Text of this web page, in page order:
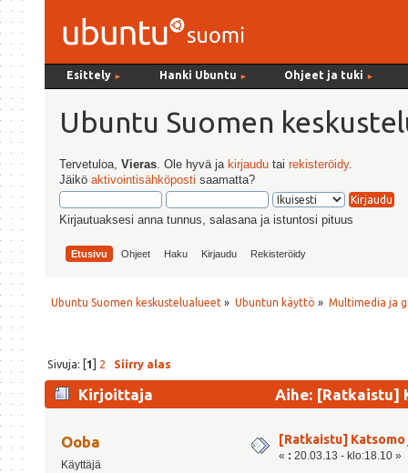
Esittely ► Hanki Ubuntu ► Ohjeet ja tuki ►
Ubuntu Suomen
Tervetuloa,Vieras . Ole hyvä ja kirjaudu tairekisteröidy.
Jäiköaktivointisähköposti saamatta?
Kirjautuaksesi anna tunnus, salasana ja istuntosi pituus
Etusivu Ohjeet Haku Kirjaudu Rekisteröidy
Ubuntu Suomen keskustelualueet » Ubuntun käyttö » Multimedia ja
Sivuja: [1] 2 Siirry alas
Kirjoittaja Aihe: [Ratkaistu]
Ooba
Käyttäjä
[Ratkaistu]
« : 20.03.13 - klo:18.10 »